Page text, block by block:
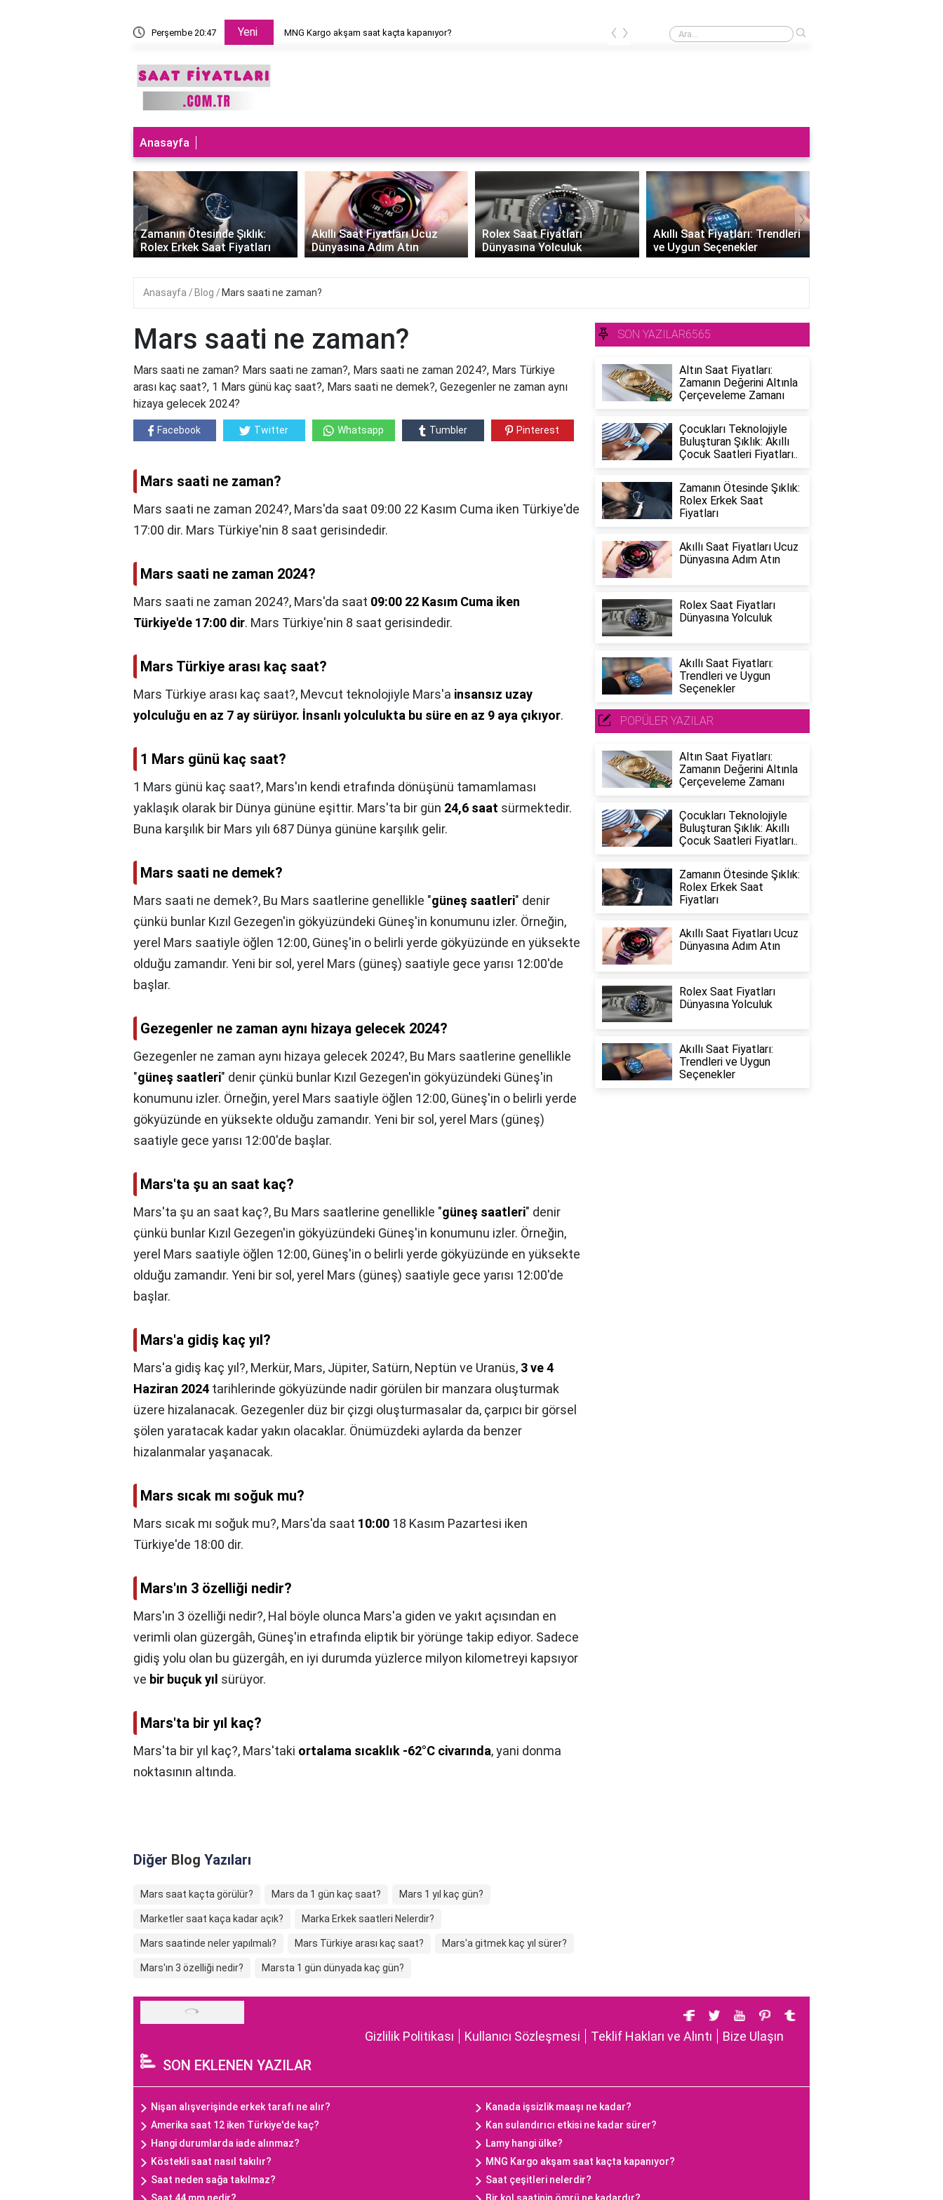
Perşembe 20:47 Yeni MNG Kargo akşam saat kaçta kapanıyor? Saat neden sağa takılmaz?
‹ ›
Anasayfa
Zamanın Ötesinde Şıklık:
Rolex Erkek Saat Fiyatları
Akıllı Saat Fiyatları Ucuz
Dünyasına Adım Atın
Rolex Saat Fiyatları
Dünyasına Yolculuk
Akıllı Saat Fiyatları: Trendleri
ve Uygun Seçenekler
‹ ›
Anasayfa Blog Mars saati ne zaman?
Mars saati ne zaman?
Mars saati ne zaman? Mars saati ne zaman?, Mars saati ne zaman 2024?, Mars Türkiye
arası kaç saat?, 1 Mars günü kaç saat?, Mars saati ne demek?, Gezegenler ne zaman aynı
hizaya gelecek 2024?
Facebook Twitter Whatsapp Tumbler Pinterest
Mars saati ne zaman?
Mars saati ne zaman 2024?, Mars'da saat 09:00 22 Kasım Cuma iken Türkiye'de
17:00 dir. Mars Türkiye'nin 8 saat gerisindedir.
Mars saati ne zaman 2024?
Mars saati ne zaman 2024?, Mars'da saat 09:00 22 Kasım Cuma iken
Türkiye'de 17:00 dir. Mars Türkiye'nin 8 saat gerisindedir.
Mars Türkiye arası kaç saat?
Mars Türkiye arası kaç saat?, Mevcut teknolojiyle Mars'a insansız uzay
yolculuğu en az 7 ay sürüyor. İnsanlı yolculukta bu süre en az 9 aya çıkıyor.
1 Mars günü kaç saat?
1 Mars günü kaç saat?, Mars'ın kendi etrafında dönüşünü tamamlaması
yaklaşık olarak bir Dünya gününe eşittir. Mars'ta bir gün 24,6 saat sürmektedir.
Buna karşılık bir Mars yılı 687 Dünya gününe karşılık gelir.
Mars saati ne demek?
Mars saati ne demek?, Bu Mars saatlerine genellikle "güneş saatleri" denir
çünkü bunlar Kızıl Gezegen'in gökyüzündeki Güneş'in konumunu izler. Örneğin,
yerel Mars saatiyle öğlen 12:00, Güneş'in o belirli yerde gökyüzünde en yüksekte
olduğu zamandır. Yeni bir sol, yerel Mars (güneş) saatiyle gece yarısı 12:00'de
başlar.
Gezegenler ne zaman aynı hizaya gelecek 2024?
Gezegenler ne zaman aynı hizaya gelecek 2024?, Bu Mars saatlerine genellikle
"güneş saatleri" denir çünkü bunlar Kızıl Gezegen'in gökyüzündeki Güneş'in
konumunu izler. Örneğin, yerel Mars saatiyle öğlen 12:00, Güneş'in o belirli yerde
gökyüzünde en yüksekte olduğu zamandır. Yeni bir sol, yerel Mars (güneş)
saatiyle gece yarısı 12:00'de başlar.
Mars'ta şu an saat kaç?
Mars'ta şu an saat kaç?, Bu Mars saatlerine genellikle "güneş saatleri" denir
çünkü bunlar Kızıl Gezegen'in gökyüzündeki Güneş'in konumunu izler. Örneğin,
yerel Mars saatiyle öğlen 12:00, Güneş'in o belirli yerde gökyüzünde en yüksekte
olduğu zamandır. Yeni bir sol, yerel Mars (güneş) saatiyle gece yarısı 12:00'de
başlar.
Mars'a gidiş kaç yıl?
Mars'a gidiş kaç yıl?, Merkür, Mars, Jüpiter, Satürn, Neptün ve Uranüs, 3 ve 4
Haziran 2024 tarihlerinde gökyüzünde nadir görülen bir manzara oluşturmak
üzere hizalanacak. Gezegenler düz bir çizgi oluşturmasalar da, çarpıcı bir görsel
şölen yaratacak kadar yakın olacaklar. Önümüzdeki aylarda da benzer
hizalanmalar yaşanacak.
Mars sıcak mı soğuk mu?
Mars sıcak mı soğuk mu?, Mars'da saat 10:00 18 Kasım Pazartesi iken
Türkiye'de 18:00 dir.
Mars'ın 3 özelliği nedir?
Mars'ın 3 özelliği nedir?, Hal böyle olunca Mars'a giden ve yakıt açısından en
verimli olan güzergâh, Güneş'in etrafında eliptik bir yörünge takip ediyor. Sadece
gidiş yolu olan bu güzergâh, en iyi durumda yüzlerce milyon kilometreyi kapsıyor
ve bir buçuk yıl sürüyor.
Mars'ta bir yıl kaç?
Mars'ta bir yıl kaç?, Mars'taki ortalama sıcaklık -62°C civarında, yani donma
noktasının altında.
Diğer Blog Yazıları
Mars saat kaçta görülür? Mars da 1 gün kaç saat? Mars 1 yıl kaç gün?
Marketler saat kaça kadar açık? Marka Erkek saatleri Nelerdir?
Mars saatinde neler yapılmalı? Mars Türkiye arası kaç saat? Mars'a gitmek kaç yıl sürer?
Mars'ın 3 özelliği nedir? Marsta 1 gün dünyada kaç gün?
SON YAZILAR6565
Altın Saat Fiyatları:
Zamanın Değerini Altınla
Çerçeveleme Zamanı
Çocukları Teknolojiyle
Buluşturan Şıklık: Akıllı
Çocuk Saatleri Fiyatları..
Zamanın Ötesinde Şıklık:
Rolex Erkek Saat
Fiyatları
Akıllı Saat Fiyatları Ucuz
Dünyasına Adım Atın
Rolex Saat Fiyatları
Dünyasına Yolculuk
Akıllı Saat Fiyatları:
Trendleri ve Uygun
Seçenekler
POPÜLER YAZILAR
Altın Saat Fiyatları:
Zamanın Değerini Altınla
Çerçeveleme Zamanı
Çocukları Teknolojiyle
Buluşturan Şıklık: Akıllı
Çocuk Saatleri Fiyatları..
Zamanın Ötesinde Şıklık:
Rolex Erkek Saat
Fiyatları
Akıllı Saat Fiyatları Ucuz
Dünyasına Adım Atın
Rolex Saat Fiyatları
Dünyasına Yolculuk
Akıllı Saat Fiyatları:
Trendleri ve Uygun
Seçenekler
Gizlilik Politikası Kullanıcı Sözleşmesi Teklif Hakları ve Alıntı Bize Ulaşın
SON EKLENEN YAZILAR
Nişan alışverişinde erkek tarafı ne alır?
Kanada işsizlik maaşı ne kadar?
Amerika saat 12 iken Türkiye'de kaç?
Kan sulandırıcı etkisi ne kadar sürer?
Hangi durumlarda iade alınmaz?
Lamy hangi ülke?
Köstekli saat nasıl takılır?
MNG Kargo akşam saat kaçta kapanıyor?
Saat neden sağa takılmaz?
Saat çeşitleri nelerdir?